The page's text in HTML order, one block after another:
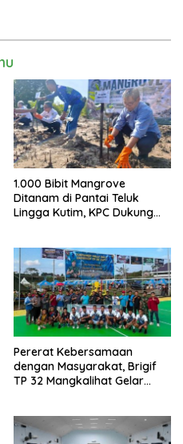
1.000 Bibit Mangrove
Ditanam di Pantai Teluk
Lingga Kutim, KPC Dukung
Pererat Kebersamaan
dengan Masyarakat, Brigif
TP 32 Mangkalihat Gelar